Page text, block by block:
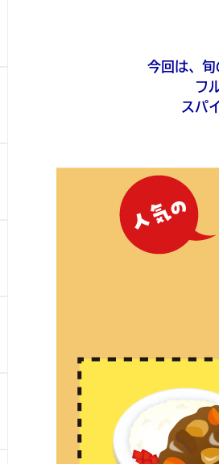
今回は、旬
フ
スパ